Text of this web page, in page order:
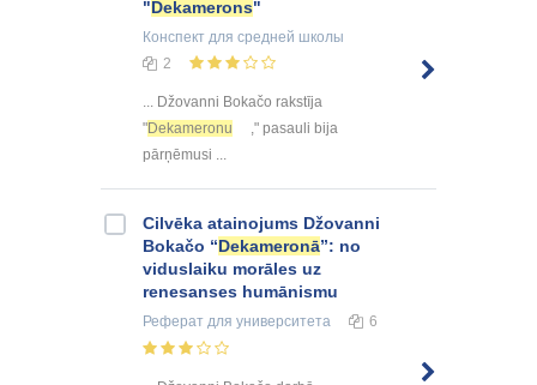
"Dekamerons"
Конспект для средней школы
2
... Džovanni Bokačo rakstīja
"Dekameronu
," pasauli bija
pārņēmusi ...
Cilvēka atainojums Džovanni
Bokačo “Dekameronā”: no
viduslaiku morāles uz
renesanses humānismu
Реферат для университета 6